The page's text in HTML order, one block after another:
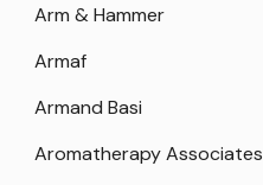
Arm & Hammer
Armaf
Armand Basi
Aromatherapy Associates